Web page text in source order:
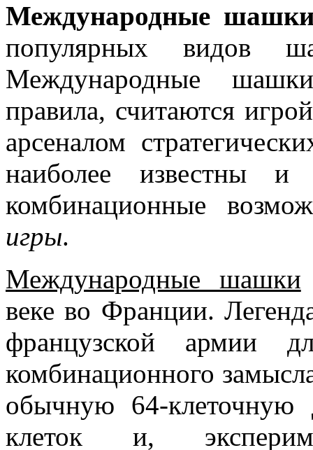
Международные
популярных видов
Международные
правила, считаются
арсеналом
наиболее известны и
комбинационные
игры.
Международные шашки
веке во Франции.
французской армии
комбинационного
обычную 64-
клеток и,